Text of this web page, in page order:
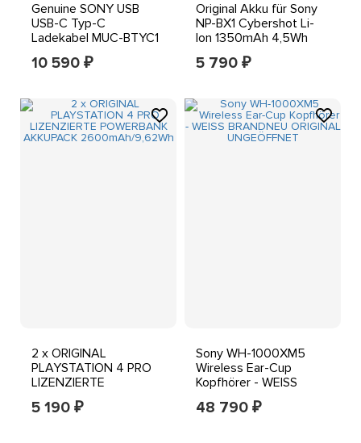
Genuine SONY USB
USB-C Typ-C
Ladekabel MUC-BTYC1
Für WH-1000XM4 XM5
10 590 ₽
Original Akku für Sony
NP-BX1 Cybershot Li-
Ion 1350mAh 4,5Wh
3,6V RX100 X3000
5 790 ₽
2 x ORIGINAL
PLAYSTATION 4 PRO
LIZENZIERTE
POWERBANK
AKKUPACK
5 190 ₽
Sony WH-1000XM5
Wireless Ear-Cup
Kopfhörer - WEISS
BRANDNEU ORIGINAL
UNGEÖFFNET
48 790 ₽